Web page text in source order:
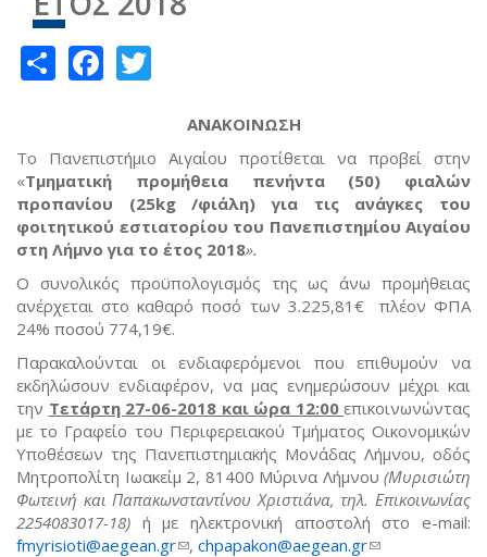
ShareFacebook
ΑΝΑΚΟΙΝΩΣΗ
Το Πανεπιστήμιο Αιγαίου προτίθεται να προβεί στην
«Τμηματική προμήθεια πενήντα (50) φιαλών
προπανίου (25kg/φιάλη) για τις ανάγκες του
φοιτητικού εστιατορίου του Πανεπιστημίου Αιγαίου
στη Λήμνο για το έτος 2018».
Ο συνολικός προϋπολογισμός της ως άνω προμήθειας
ανέρχεται στο καθαρό ποσό των 3.225,81€ πλέον ΦΠΑ
24% ποσού 774,19€.
Παρακαλούνται οι ενδιαφερόμενοι που επιθυμούν να
εκδηλώσουν ενδιαφέρον, να μας ενημερώσουν μέχρι και
την Τετάρτη 27-06-2018 και ώρα 12:00 επικοινωνώντας
με το Γραφείο του Περιφερειακού Τμήματος Οικονομικών
Υποθέσεων της Πανεπιστημιακής Μονάδας Λήμνου, οδός
Μητροπολίτη Ιωακείμ 2, 81400 Μύρινα Λήμνου (Μυρισιώτη
Φωτεινή και Παπακωνσταντίνου Χριστιάνα, τηλ. Επικοινωνίας
2254083017-18) ή με ηλεκτρονική αποστολή στο e-mail:
fmyrisioti@aegean.gr(link sends e-mail)
, chpapakon@aegean.gr(link sends e-